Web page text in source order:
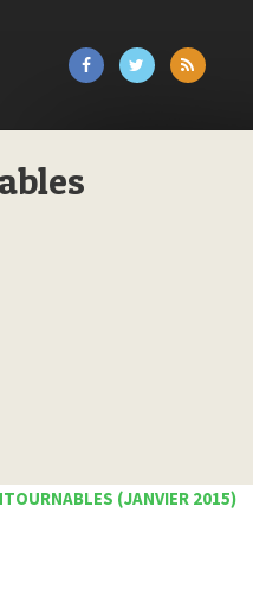
(JANVIER 2015)